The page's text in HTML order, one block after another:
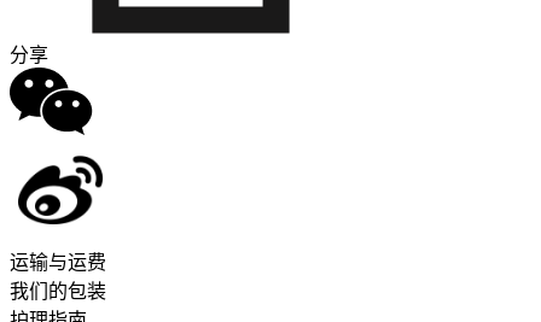
分享
运输与运费
我们的包装